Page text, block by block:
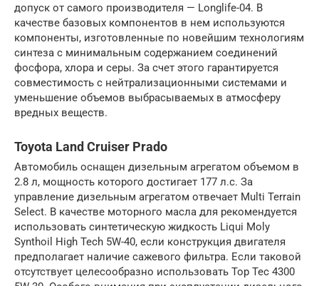
допуск от самого производителя — Longlife-04. В
качестве базовых компонентов в нем используются
компоненты, изготовленные по новейшим технологиям
синтеза с минимальным содержанием соединений
фосфора, хлора и серы. За счет этого гарантируется
совместимость с нейтрализационными системами и
уменьшение объемов выбрасываемых в атмосферу
вредных веществ.
Toyota Land Cruiser Prado
Автомобиль оснащен дизельным агрегатом объемом в
2.8 л, мощность которого достигает 177 л.с. За
управление дизельным агрегатом отвечает Multi Terrain
Select. В качестве моторного масла для рекомендуется
использовать синтетическую жидкость Liqui Moly
Synthoil High Tech 5W-40, если конструкция двигателя
предполагает наличие сажевого фильтра. Если таковой
отсутствует целесообразно использовать Top Tec 4300